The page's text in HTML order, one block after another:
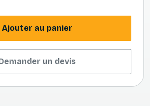
Ajouter au panier
un devis